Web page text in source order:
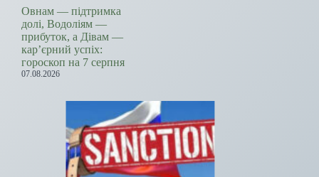
Овнам — підтримка
долі, Водоліям —
прибуток, а Дівам —
кар’єрний успіх:
гороскоп на 7 серпня
07.08.2026